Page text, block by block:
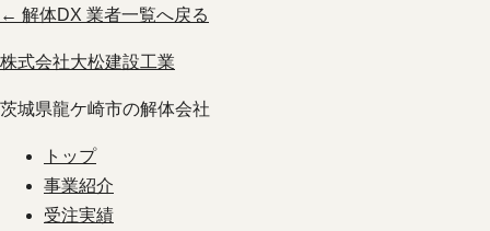
← 解体DX 業者一覧へ戻る
株式会社大松建設工業
茨城県龍ケ崎市の解体会社
トップ
事業紹介
受注実績